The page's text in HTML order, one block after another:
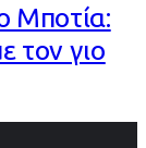
Μποτία:
τον γιο